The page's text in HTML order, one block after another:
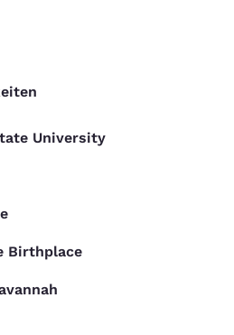
University
Birthplace